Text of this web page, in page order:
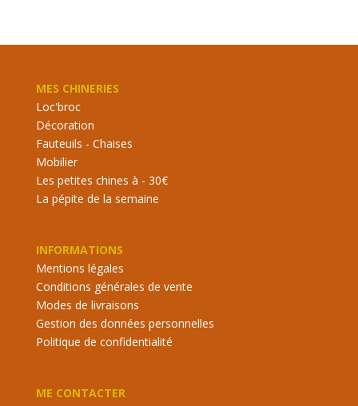
MES CHINERIES
Loc'broc
Décoration
Fauteuils - Chaises
Mobilier
Les petites chines à - 30€
La pépite de la semaine
INFORMATIONS
Mentions légales
Conditions générales de vente
Modes de livraisons
Gestion des données personnelles
Politique de confidentialité
ME CONTACTER